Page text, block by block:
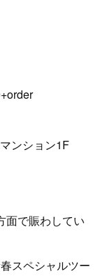
ンション1F
面で賑わしてい
スペシャルツー